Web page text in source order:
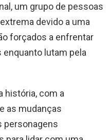
um grupo de pessoas
devido a uma
forçados a enfrentar
lutam pela
história, com a
as mudanças
personagens